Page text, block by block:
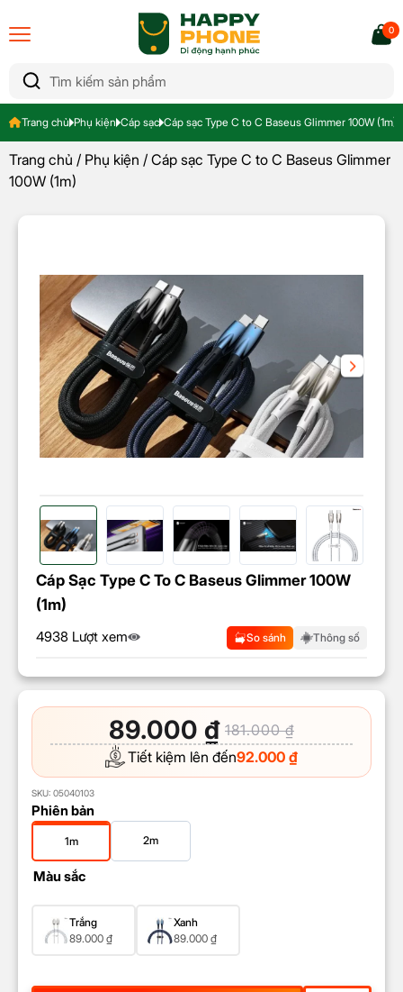
0
Trang chủ Phụ kiện Cáp sạc Cáp sạc Type C to C Baseus Glimmer 100W (1m)
Trang chủ / Phụ kiện / Cáp sạc Type C to C Baseus Glimmer
100W (1m)
181.000₫
89.000 ₫
Tiết kiệm lên đến92.000 ₫
SKU: 05040103
Phiên bản
1m 2m
Màu sắc
Trắng
89.000 ₫
Xanh
89.000 ₫
Cáp Sạc Type C To C Baseus Glimmer 100W
(1m)
4938 Lượt xem So sánh Thông số